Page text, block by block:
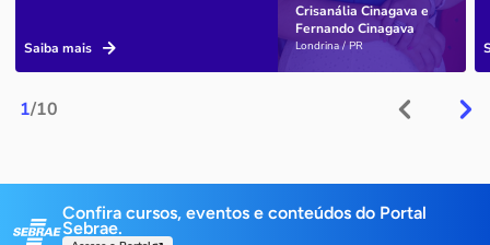
1/10
Crisanália Cinagava e
Fernando Cinagava
Londrina / PR
Saiba mais
Confira cursos, eventos e conteúdos do Portal
Sebrae.